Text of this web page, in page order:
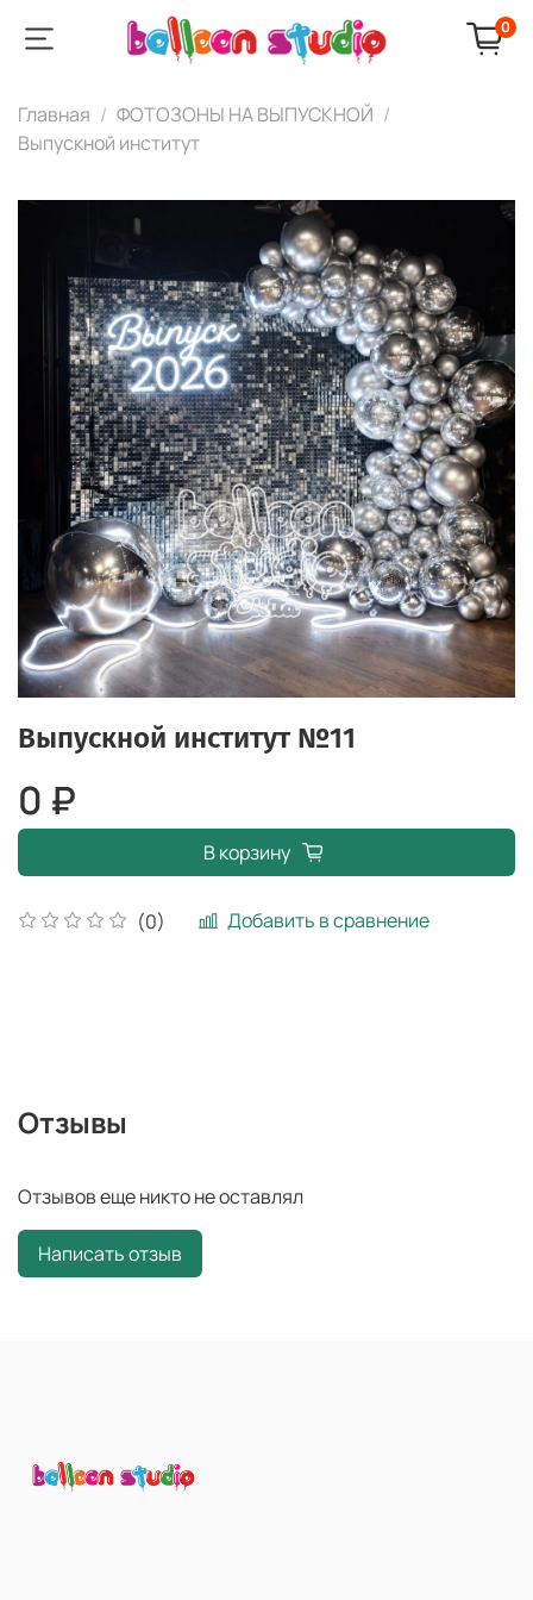
0
Главная
ФОТОЗОНЫ НА ВЫПУСКНОЙ
Выпускной институт
Выпускной институт №11
(0) Добавить в сравнение
0 ₽
В корзину
Отзывы
Отзывов еще никто не оставлял
Написать отзыв